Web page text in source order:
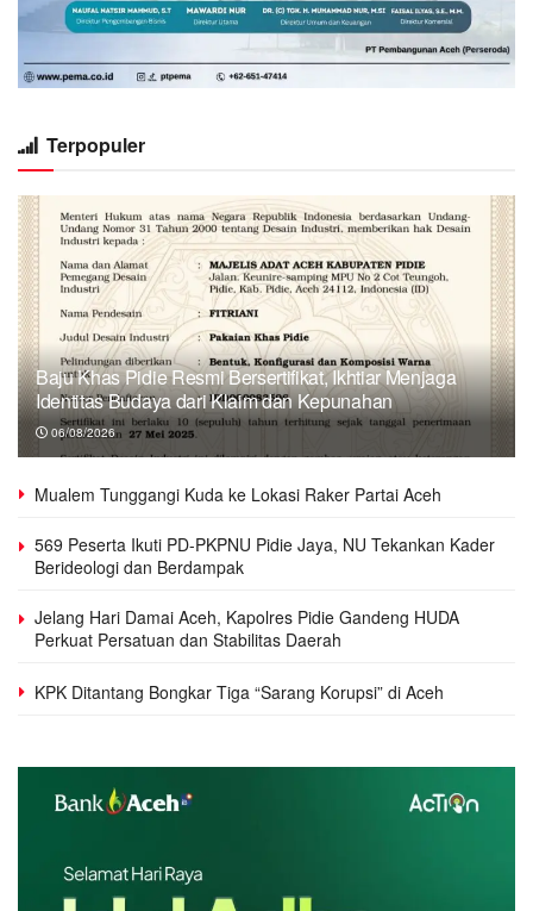
Terpopuler
Baju Khas Pidie Resmi Bersertifikat, Ikhtiar Menjaga
Identitas Budaya dari Klaim dan Kepunahan
06/08/2026
Mualem Tunggangi Kuda ke Lokasi Raker Partai Aceh
569 Peserta Ikuti PD-PKPNU Pidie Jaya, NU Tekankan Kader
Berideologi dan Berdampak
Jelang Hari Damai Aceh, Kapolres Pidie Gandeng HUDA
Perkuat Persatuan dan Stabilitas Daerah
KPK Ditantang Bongkar Tiga “Sarang Korupsi” di Aceh